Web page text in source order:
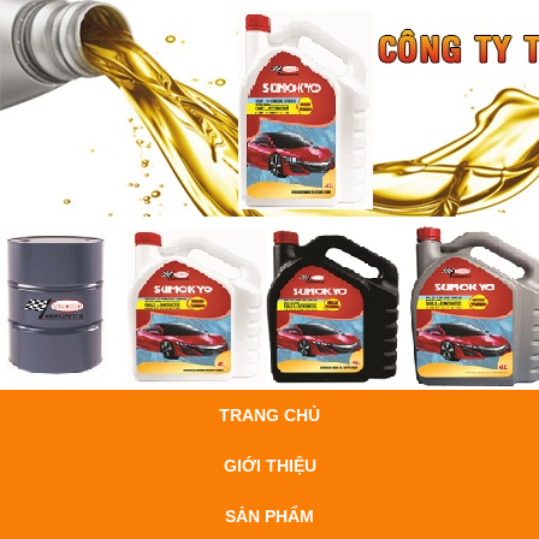
TRANG CHỦ
GIỚI THIỆU
SẢN PHẨM